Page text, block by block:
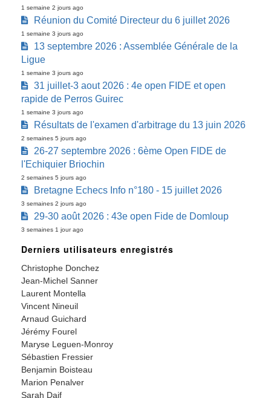
1 semaine 2 jours ago
Réunion du Comité Directeur du 6 juillet 2026
1 semaine 3 jours ago
13 septembre 2026 : Assemblée Générale de la
Ligue
1 semaine 3 jours ago
31 juillet-3 aout 2026 : 4e open FIDE et open
rapide de Perros Guirec
1 semaine 3 jours ago
Résultats de l'examen d'arbitrage du 13 juin 2026
2 semaines 5 jours ago
26-27 septembre 2026 : 6ème Open FIDE de
l'Echiquier Briochin
2 semaines 5 jours ago
Bretagne Echecs Info n°180 - 15 juillet 2026
3 semaines 2 jours ago
29-30 août 2026 : 43e open Fide de Domloup
3 semaines 1 jour ago
Derniers utilisateurs enregistrés
Christophe Donchez
Jean-Michel Sanner
Laurent Montella
Vincent Nineuil
Arnaud Guichard
Jérémy Fourel
Maryse Leguen-Monroy
Sébastien Fressier
Benjamin Boisteau
Marion Penalver
Sarah Daif